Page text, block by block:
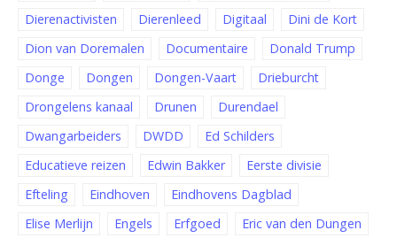
Dierenactivisten
Dierenleed Digitaal
Dini de Kort
Dion van Doremalen
Documentaire
Donald Trump
Donge
Dongen Dongen-Vaart
Drieburcht
Drongelens kanaal
Drunen
Durendael
Dwangarbeiders
DWDD
Ed Schilders
Educatieve reizen
Edwin Bakker
Eerste divisie
Efteling
Eindhoven
Eindhovens Dagblad
Elise Merlijn
Engels Erfgoed
Eric van den Dungen